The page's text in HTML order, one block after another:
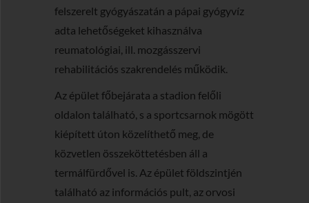
felszerelt gyógyászatán a pápai gyógyvíz
adta lehetőségeket kihasználva
reumatológiai, ill. mozgásszervi
rehabilitációs szakrendelés működik.
Az épület főbejárata a stadion felőli
oldalon található, s a sportcsarnok mögött
kiépített úton közelíthető meg, de
közvetlen összeköttetésben áll a
termálfürdővel is. Az épület földszintjén
található az információs pult, az orvosi